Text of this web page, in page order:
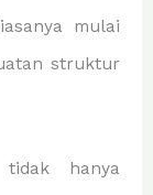
mulai
struktur
hanya